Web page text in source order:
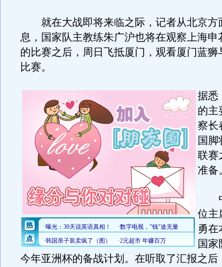
就在大战即将来临之际，记者从北京方
息，国家队主教练朱广沪也将在观察上海申
的比赛之后，周日飞抵厦门，观看厦门蓝狮
比赛。
据悉
的主
察长
国
联赛
准备
中
位主
勇在
国
今年亚洲杯的备战计划。在听取了汇报之后